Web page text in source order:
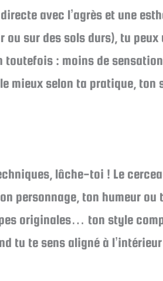
avec l’agrès et une
sur des sols durs), tu
: moins de
mieux selon ta pratique, ton
lâche-toi ! Le
personnage, ton humeur
originales… ton style
tu te sens aligné à